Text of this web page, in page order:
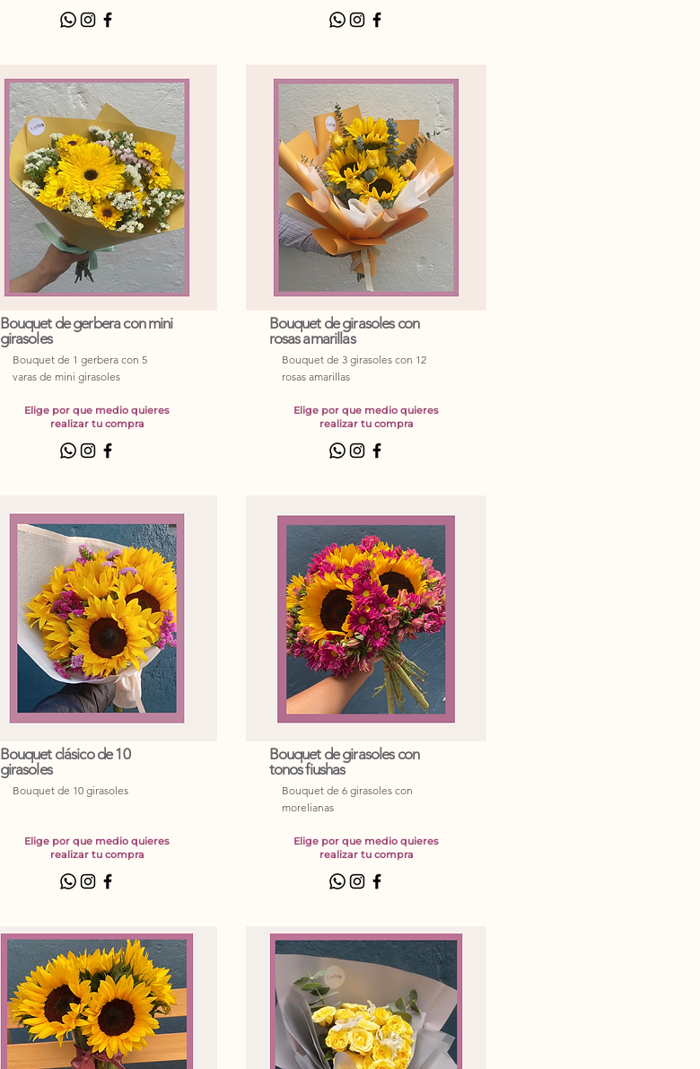
Bouquet de gerbera con mini
girasoles
Bouquet de 1 gerbera con 5
varas de mini girasoles
Elige por que medio quieres
realizar tu compra
Bouquet clásico de 10
girasoles
Bouquet de 10 girasoles
Elige por que medio quieres
realizar tu compra
Bouquet de girasoles con
rosas amarillas
Bouquet de 3 girasoles con 12
rosas amarillas
Elige por que medio quieres
realizar tu compra
Bouquet de girasoles con
tonos fiushas
Bouquet de 6 girasoles con
morelianas
Elige por que medio quieres
realizar tu compra